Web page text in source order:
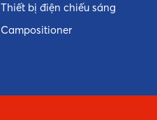
Thiết bị điện chiếu sáng
Campositioner